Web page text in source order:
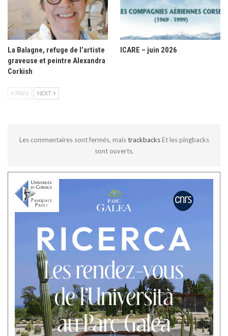
La Balagne, refuge de l’artiste
graveuse et peintre Alexandra
Corkish
ICARE – juin 2026
PREV NEXT
Les commentaires sont fermés, maistrackbacks Et les pingbacks
sont ouverts.